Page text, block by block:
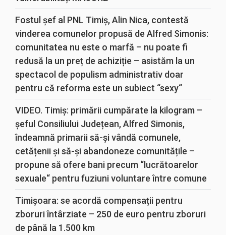
Fostul șef al PNL Timiș, Alin Nica, contestă
vinderea comunelor propusă de Alfred Simonis:
comunitatea nu este o marfă – nu poate fi
redusă la un preț de achiziție – asistăm la un
spectacol de populism administrativ doar
pentru că reforma este un subiect “sexy“
VIDEO. Timiș: primării cumpărate la kilogram –
șeful Consiliului Județean, Alfred Simonis,
îndeamnă primarii să-și vândă comunele,
cetățenii și să-și abandoneze comunitățile –
propune să ofere bani precum “lucrătoarelor
sexuale“ pentru fuziuni voluntare între comune
Timișoara: se acordă compensații pentru
zboruri întârziate – 250 de euro pentru zboruri
de până la 1.500 km